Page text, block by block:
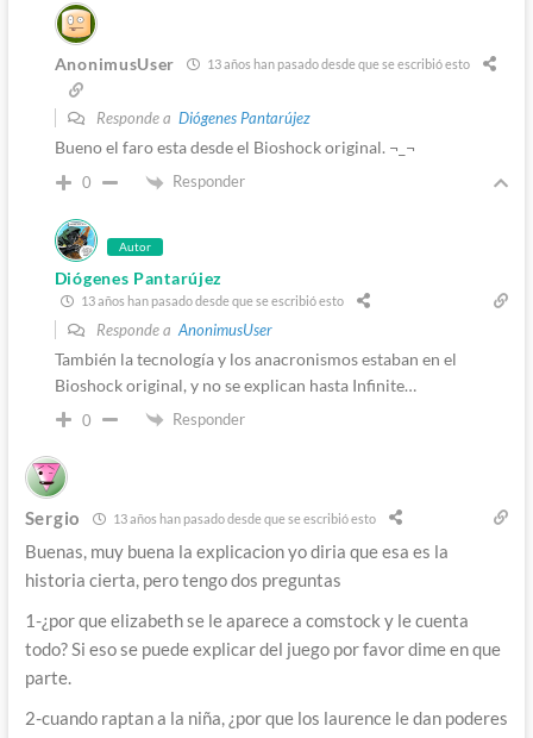
AnonimusUser 13 años han pasado desde que se escribió esto
Responde a Diógenes Pantarújez
Bueno el faro esta desde el Bioshock original. ¬_¬
0 Responder
Autor
Diógenes Pantarújez
13 años han pasado desde que se escribió esto
Responde a AnonimusUser
También la tecnología y los anacronismos estaban en el
Bioshock original, y no se explican hasta Infinite…
0 Responder
Sergio 13 años han pasado desde que se escribió esto
Buenas, muy buena la explicacion yo diria que esa es la
historia cierta, pero tengo dos preguntas
1-¿por que elizabeth se le aparece a comstock y le cuenta
todo? Si eso se puede explicar del juego por favor dime en que
parte.
2-cuando raptan a la niña, ¿por que los laurence le dan poderes